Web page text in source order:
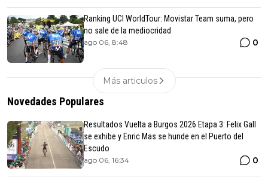
Ranking UCI WorldTour: Movistar Team suma, pero
no sale de la mediocridad
ago 06, 8:48 0
Más articulos
Novedades Populares
Resultados Vuelta a Burgos 2026 Etapa 3: Felix Gall
se exhibe y Enric Mas se hunde en el Puerto del
Escudo
ago 06, 16:34 0